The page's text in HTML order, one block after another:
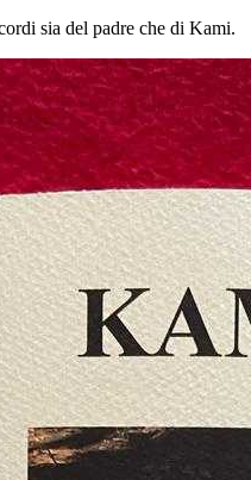
sia del padre che di Kami.